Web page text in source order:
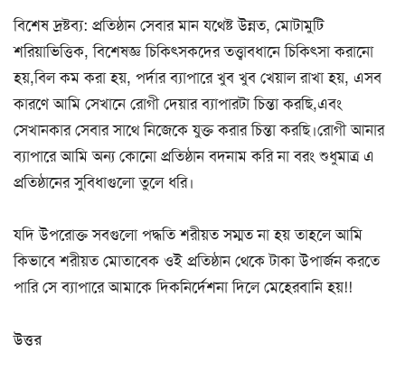
বিশেষ দ্রষ্টব্য: প্রতিষ্ঠান সেবার মান যথেষ্ট উন্নত, মোটামুটি
শরিয়াভিত্তিক, বিশেষজ্ঞ চিকিৎসকদের তত্ত্বাবধানে চিকিৎসা করানো
হয়,বিল কম করা হয়, পর্দার ব্যাপারে খুব খুব খেয়াল রাখা হয়, এসব
কারণে আমি সেখানে রোগী দেয়ার ব্যাপারটা চিন্তা করছি,এবং
সেখানকার সেবার সাথে নিজেকে যুক্ত করার চিন্তা করছি।রোগী আনার
ব্যাপারে আমি অন্য কোনো প্রতিষ্ঠান বদনাম করি না বরং শুধুমাত্র এ
প্রতিষ্ঠানের সুবিধাগুলো তুলে ধরি।
যদি উপরোক্ত সবগুলো পদ্ধতি শরীয়ত সম্মত না হয় তাহলে আমি
কিভাবে শরীয়ত মোতাবেক ওই প্রতিষ্ঠান থেকে টাকা উপার্জন করতে
পারি সে ব্যাপারে আমাকে দিকনির্দেশনা দিলে মেহেরবানি হয়!!
উত্তর